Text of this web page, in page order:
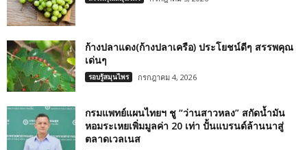
ก้างปลาแดง(ก้างปลาเครือ) ประโยชน์ดีๆ สรรพคุณ
เด่นๆ
รอบรู้สมุนไพร กรกฎาคม 4, 2026
กรมแพทย์แผนไทยฯ ชู “ว่านสาวหลง” สกัดน้ำมัน
หอมระเหยเพิ่มมูลค่า 20 เท่า ปั้นแบรนด์ล้านนาสู่
ตลาดเวลเนส